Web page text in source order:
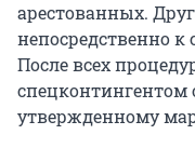
арестованных.
непосредственно
После всех
спецконтингентом
утвержденному